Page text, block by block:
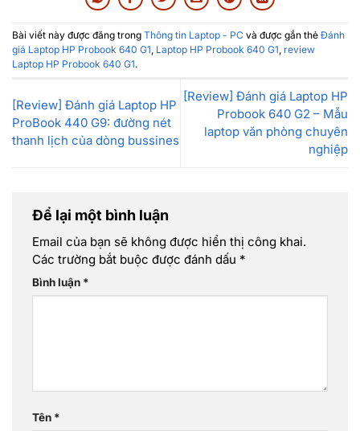
Bài viết này được đăng trong Thông tin Laptop - PC và được gắn thẻ Đánh
giá Laptop HP Probook 640 G1 Laptop HP Probook 640 G1 review
Laptop HP Probook 640 G1.
[Review] Đánh giá Laptop HP
ProBook 440 G9: đường nét
thanh lịch của dòng bussines
[Review] Đánh giá Laptop HP
Probook 640 G2 – Mẫu
laptop văn phòng chuyên
nghiệp
Để lại một bình luận
Email của bạn sẽ không được hiển thị công khai.
Các trường bắt buộc được đánh dấu *
Bình luận *
Tên *